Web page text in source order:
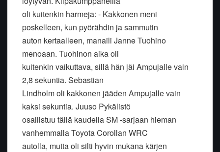
oli kuitenkin harmeja: - Kakkonen meni
poskelleen, kun pyörähdin ja sammutin
auton kertaalleen, manaili Janne Tuohino
menoaan. Tuohinon aika oli
kuitenkin vaikuttava, sillä hän jäi Ampujalle vain
2,8 sekuntia. Sebastian
Lindholm oli kakkonen jääden Ampujalle vain
kaksi sekuntia. Juuso Pykälistö
osallistuu tällä kaudella SM -sarjaan hieman
vanhemmalla Toyota Corollan WRC
autolla, mutta oli silti hyvin mukana kärjen